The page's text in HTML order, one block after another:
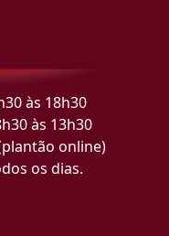
às 18h30
às 13h30
online)
os dias.